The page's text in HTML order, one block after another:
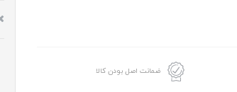
ضمانت اصل بودن کالا